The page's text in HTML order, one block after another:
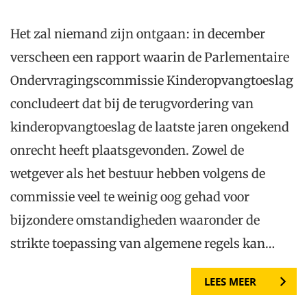
Het zal niemand zijn ontgaan: in december
verscheen een rapport waarin de Parlementaire
Ondervragingscommissie Kinderopvangtoeslag
concludeert dat bij de terugvordering van
kinderopvangtoeslag de laatste jaren ongekend
onrecht heeft plaatsgevonden. Zowel de
wetgever als het bestuur hebben volgens de
commissie veel te weinig oog gehad voor
bijzondere omstandigheden waaronder de
strikte toepassing van algemene regels kan…
LEES MEER